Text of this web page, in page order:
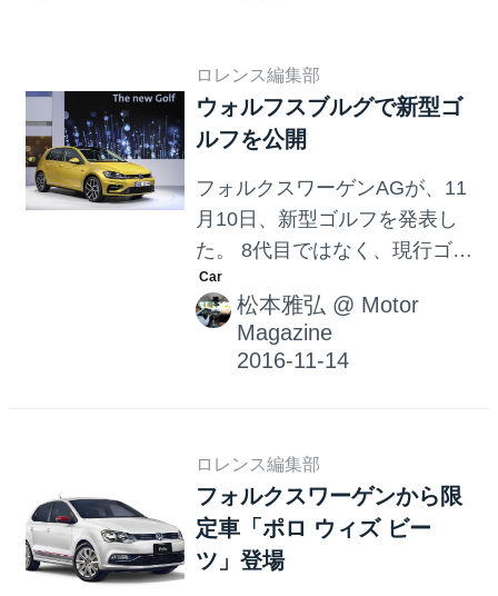
ロレンス編集部
ウォルフスブルグで新型ゴ
ルフを公開
フォルクスワーゲンAGが、11
月10日、新型ゴルフを発表し
た。 8代目ではなく、現行ゴル
フの大幅改良という位置づけ
になるが、新開発の1.5TSIエ
ヴォエンジンやセミ自動運転
を可能にする「トラフィッ
ティブ・インフォ・ディスプ
レイ」、ジェスチャーコント
ロールなど、注目の最新技術
が加えられている。 外観では
松本雅弘 @ Motor
Magazine
ロレンス編集部
フォルクスワーゲンから限
定車「ポロ ウィズ ビー
ツ」登場